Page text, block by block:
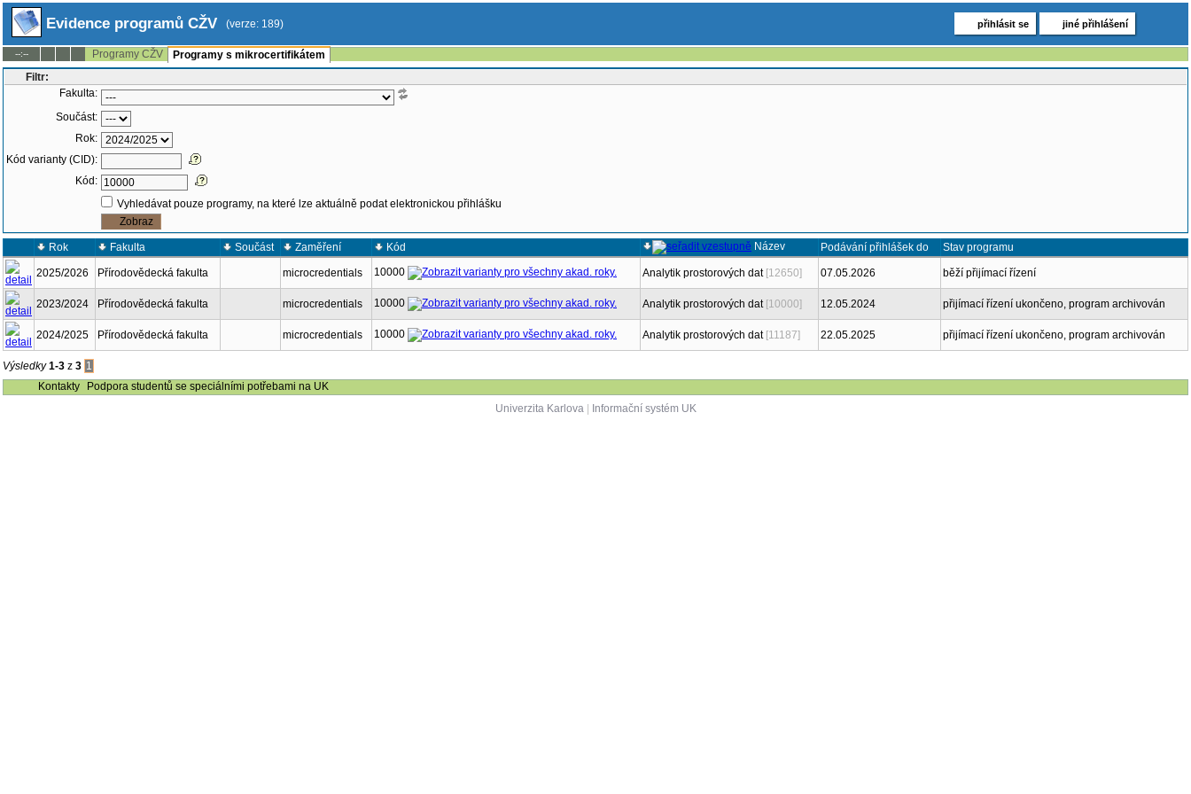
Evidence programů CŽV (verze: 189) přihlásit se jiné přihlášení
--:-- Programy CŽV
Programy s mikrocertifikátem
Filtr:
Fakulta:
Součást:
Rok:
Kód varianty (CID):
Kód:
Vyhledávat pouze programy, na které lze aktuálně podat elektronickou přihlášku
Rok Fakulta Součást Zaměření Kód Název Podávání přihlášek do Stav programu
2025/2026 Přírodovědecká fakulta microcredentials 10000 Analytik prostorových dat [12650] 07.05.2026 běží přijímací řízení
2023/2024 Přírodovědecká fakulta microcredentials 10000 Analytik prostorových dat [10000] 12.05.2024 přijímací řízení ukončeno, program archivován
2024/2025 Přírodovědecká fakulta microcredentials 10000 Analytik prostorových dat [11187] 22.05.2025 přijímací řízení ukončeno, program archivován
Výsledky1-3 z 3 1
Kontakty
Podpora studentů se speciálními potřebami na UK
Univerzita Karlova| Informační systém UK